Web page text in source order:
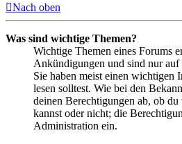
Nach oben
Was sind wichtige Themen?
Wichtige Themen eines Forums
Ankündigungen und sind nur auf
Sie haben meist einen wichtigen
lesen solltest. Wie bei den
deinen Berechtigungen ab, ob
kannst oder nicht; die
Administration ein.